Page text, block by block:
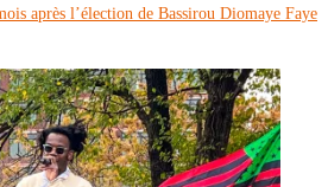
après l’élection de Bassirou Diomaye Faye